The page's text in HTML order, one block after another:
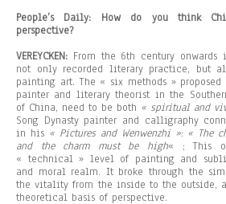
People’s Daily: How do you think
perspective?
VEREYCKEN: From the 6th century onwards
not only recorded literary practice, but
painting art. The « six methods »
painter and literary theorist in the
of China, need to be both « spiritual and
Song Dynasty painter and calligraphy
in his « Pictures and Wenwenzhi »: « The
and the charm must be high« ; This
« technical » level of painting and
and moral realm. It broke through the
the vitality from the inside to the outside,
theoretical basis of perspective.